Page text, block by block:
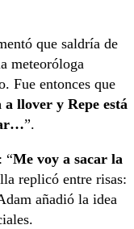
que saldría de
meteoróloga
Fue entonces que
a llover y Repe está
”.
“Me voy a sacar la
replicó entre risas:
añadió la idea